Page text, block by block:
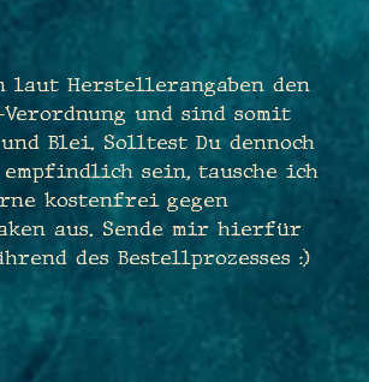
laut Herstellerangaben den
und sind somit
Blei. Solltest Du dennoch
empfindlich sein, tausche ich
kostenfrei gegen
aus. Sende mir hierfür
des Bestellprozesses :)